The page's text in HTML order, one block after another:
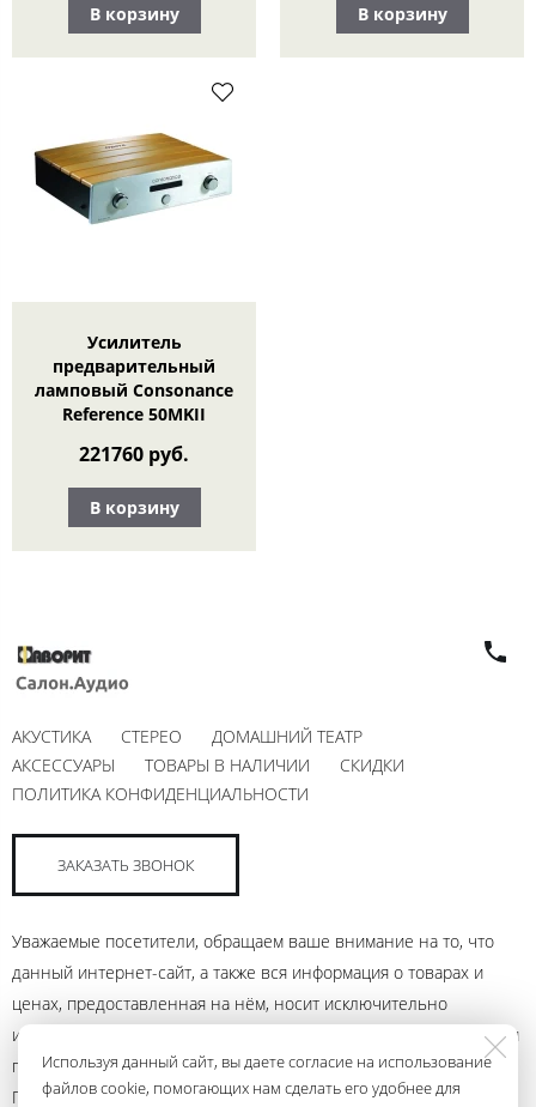
В корзину В корзину
Усилитель
предварительный
ламповый Consonance
Reference 50MKII
221760 руб.
В корзину
Используя данный сайт, вы даете согласие на использование
файлов cookie, помогающих нам сделать его удобнее для
АКУСТИКА СТЕРЕО
ДОМАШНИЙ ТЕАТР
АКСЕССУАРЫ
ТОВАРЫ В НАЛИЧИИ
СКИДКИ
ПОЛИТИКА КОНФИДЕНЦИАЛЬНОСТИ
ЗАКАЗАТЬ ЗВОНОК
Уважаемые посетители, обращаем ваше внимание на то, что
данный интернет-сайт, а также вся информация о товарах и
ценах, предоставленная на нём, носит исключительно
информационный характер и ни при каких условиях не является
публичной офертой, определяемой положениями Статьи 437
Гражданского кодекса Российской Федерации. Для получения